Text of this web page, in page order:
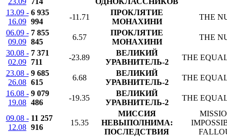
13.09 -
16.09
6 935
994
-11.71
ПРОКЛЯТИЕ
МОНАХИНИ
THE
06.09 -
09.09
7 855
845
6.57
ПРОКЛЯТИЕ
МОНАХИНИ
THE
30.08 -
02.09
7 371
711
-23.89
ВЕЛИКИЙ
УРАВНИТЕЛЬ-2
THE
23.08 -
26.08
9 685
615
6.68
ВЕЛИКИЙ
УРАВНИТЕЛЬ-2
THE
16.08 -
19.08
9 079
486
-19.35
ВЕЛИКИЙ
УРАВНИТЕЛЬ-2
THE
09.08 -
12.08
11 257
916
15.35
МИССИЯ
НЕВЫПОЛНИМА:
ПОСЛЕДСТВИЯ